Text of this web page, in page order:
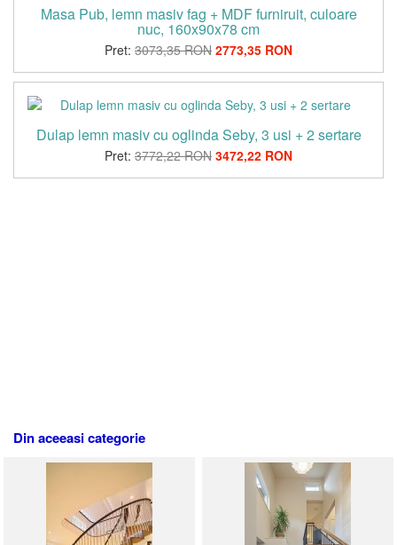
Masa Pub, lemn masiv fag + MDF furniruit, culoare
nuc, 160x90x78 cm
Pret: 3073,35 RON 2773,35 RON
Dulap lemn masiv cu oglinda Seby, 3 usi + 2 sertare
Pret: 3772,22 RON 3472,22 RON
Din aceeasi categorie